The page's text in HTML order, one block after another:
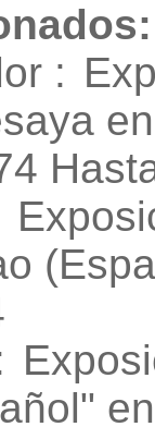
: